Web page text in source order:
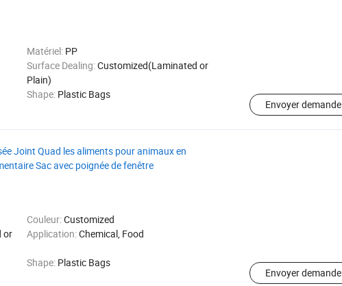
Matériel: PP
Surface Dealing:Customized(Laminated or
Plain)
Shape: Plastic Bags
Envoyer demande
Joint Quad les aliments pour animaux en
Sac avec poignée de fenêtre
Couleur:Customized
or
Application:Chemical, Food
Shape: Plastic Bags
Envoyer demande